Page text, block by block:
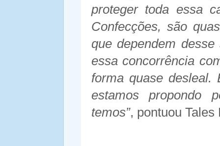
proteger toda essa
Confecções, são
que dependem
essa concorrência
forma quase desleal.
estamos propondo
temos”, pontuou Tales